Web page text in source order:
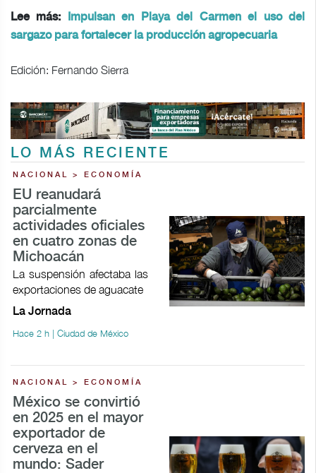
Lee más: Impulsan en Playa del Carmen el uso del
sargazo para fortalecer la producción agropecuaria
Edición: Fernando Sierra
LO MÁS RECIENTE
NACIONAL > ECONOMÍA
EU reanudará
parcialmente
actividades oficiales
en cuatro zonas de
Michoacán
La suspensión afectaba las
exportaciones de aguacate
La Jornada
Hace 2 h | Ciudad de México
NACIONAL > ECONOMÍA
México se convirtió
en 2025 en el mayor
exportador de
cerveza en el
mundo: Sader